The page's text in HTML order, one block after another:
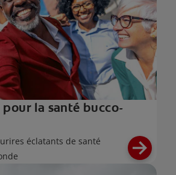
la santé bucco-
éclatants de santé